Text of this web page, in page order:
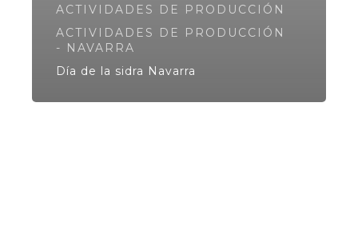
ACTIVIDADES DE PRODUCCIÓN
ACTIVIDADES DE PRODUCCIÓN
- NAVARRA
Día de la sidra Navarra